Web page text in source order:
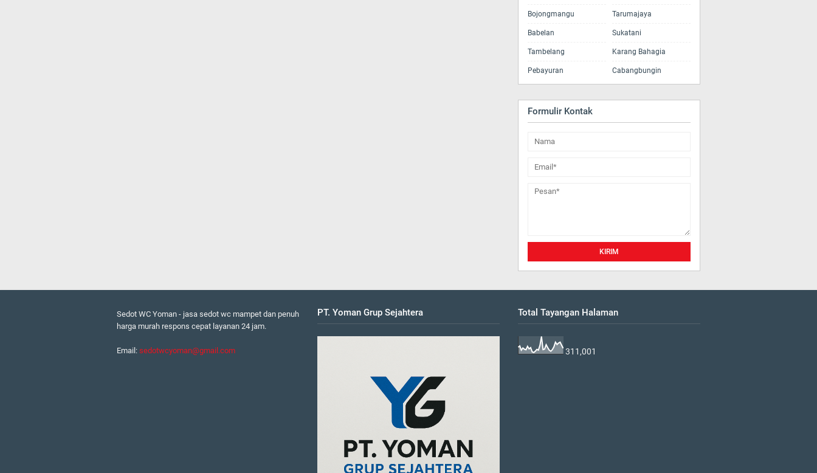
Bojongmangu Tarumajaya
Babelan Sukatani
Tambelang Karang Bahagia
Pebayuran Cabangbungin
Formulir Kontak
Sedot WC Yoman - jasa sedot wc mampet dan penuh
harga murah respons cepat layanan 24 jam.
Email: sedotwcyoman@gmail.com
PT. Yoman Grup Sejahtera Total Tayangan Halaman
311,001